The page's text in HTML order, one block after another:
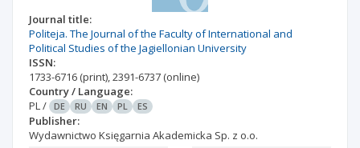
Journal title:
Politeja. The Journal of the Faculty of International and
Political Studies of the Jagiellonian University
ISSN:
1733-6716 (print),2391-6737 (online)
Country / Language:
PL/ DE RU EN PL ES
Publisher:
Wydawnictwo Księgarnia Akademicka Sp. z o.o.